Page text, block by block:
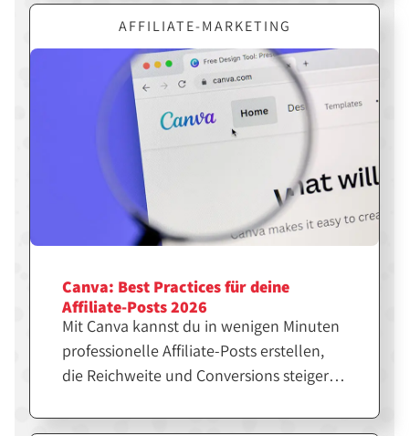
AFFILIATE-MARKETING
Canva: Best Practices für deine
Affiliate-Posts 2026
Mit Canva kannst du in wenigen Minuten
professionelle Affiliate-Posts erstellen,
die Reichweite und Conversions steigern.
Design, sondern die richtige Strategie